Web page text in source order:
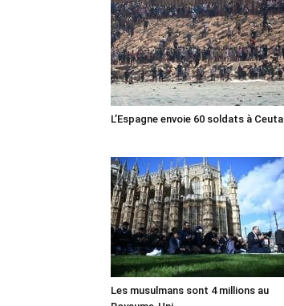
L’Espagne envoie 60 soldats à Ceuta
Les musulmans sont 4 millions au